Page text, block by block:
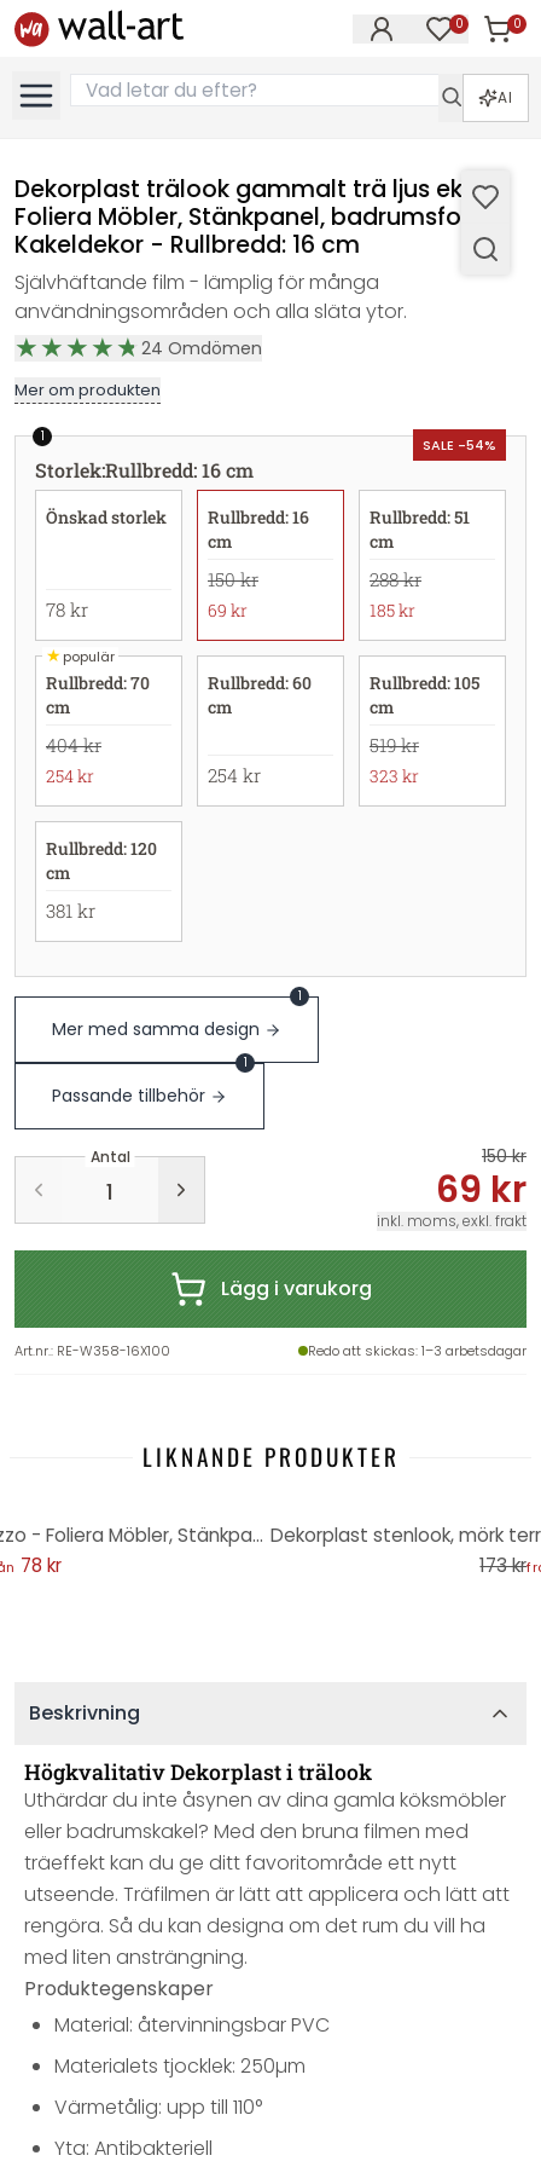
0 0
AI
Dekorplast trälook gammalt trä ljus ek -
Foliera Möbler, Stänkpanel, badrumsfolie,
Kakeldekor - Rullbredd: 16 cm
Självhäftande film - lämplig för många
användningsområden och alla släta ytor.
24 Omdömen
Mer om produkten
SALE -54%
1
Storlek:Rullbredd: 16 cm
Önskad storlek
78 kr
Rullbredd: 16
cm
150 kr
69 kr
Rullbredd: 51
cm
288 kr
185 kr
★populär
Rullbredd: 70
cm
404 kr
254 kr
Rullbredd: 60
cm
254 kr
Rullbredd: 105
cm
519 kr
323 kr
Rullbredd: 120
cm
381 kr
Mer med samma design
1
Passande tillbehör
1
Antal 150 kr
69 kr
inkl. moms, exkl. frakt
Lägg i varukorg
Art.nr.: RE-W358-16X100 Redo att skickas: 1–3 arbetsdagar
LIKNANDE PRODUKTER
Dekorplast stenlook, ljus terrazzo - Foliera Möbler, Stänkpanel, badrumsfolie, Kakeldekor
78 kr 173 kr
Beskrivning
Högkvalitativ Dekorplast i trälook
Uthärdar du inte åsynen av dina gamla köksmöbler
eller badrumskakel? Med den bruna filmen med
träeffekt kan du ge ditt favoritområde ett nytt
utseende. Träfilmen är lätt att applicera och lätt att
rengöra. Så du kan designa om det rum du vill ha
med liten ansträngning.
Produktegenskaper
Material: återvinningsbar PVC
Materialets tjocklek: 250µm
Värmetålig: upp till 110°
Yta: Antibakteriell